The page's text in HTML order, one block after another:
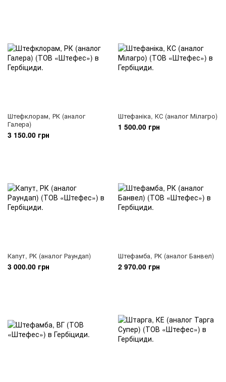
Штефклорам, РК (аналог
Галера)
3 150.00 грн
Штефаніка, КС (аналог Мілагро)
1 500.00 грн
Капут, РК (аналог Раундап)
3 000.00 грн
Штефамба, РК (аналог Банвел)
2 970.00 грн